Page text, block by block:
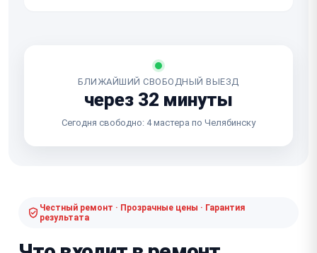
БЛИЖАЙШИЙ СВОБОДНЫЙ ВЫЕЗД
через 32 минуты
Сегодня свободно: 4 мастера по Челябинску
Честный ремонт · Прозрачные цены · Гарантия
результата